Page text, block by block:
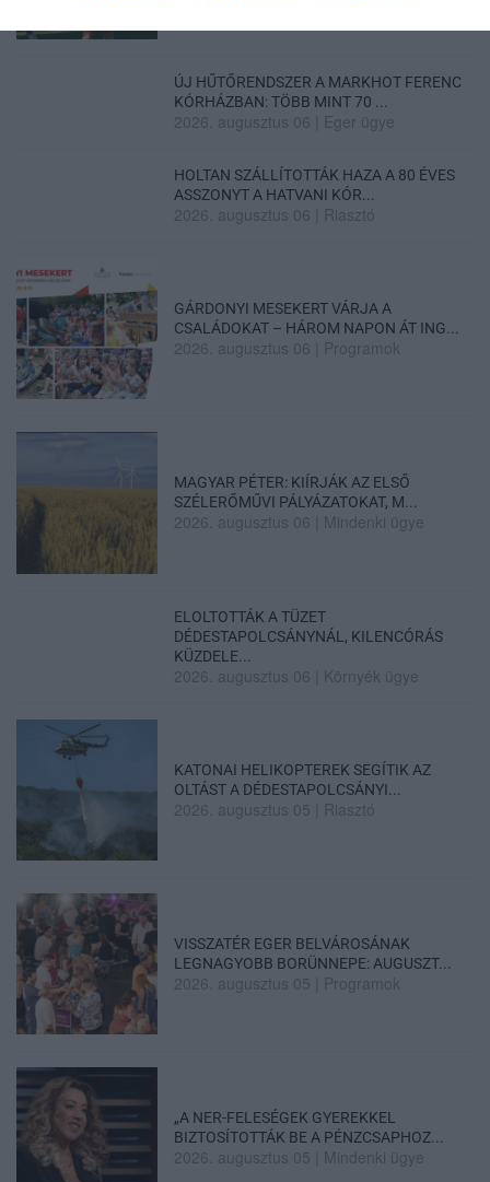
ÚJ HŰTŐRENDSZER A MARKHOT FERENC
KÓRHÁZBAN: TÖBB MINT 70 ...
2026. augusztus 06 Eger ügye
HOLTAN SZÁLLÍTOTTÁK HAZA A 80 ÉVES
ASSZONYT A HATVANI KÓR...
2026. augusztus 06 Riasztó
GÁRDONYI MESEKERT VÁRJA A
CSALÁDOKAT – HÁROM NAPON ÁT ING...
2026. augusztus 06 Programok
MAGYAR PÉTER: KIÍRJÁK AZ ELSŐ
SZÉLERŐMŰVI PÁLYÁZATOKAT, M...
2026. augusztus 06 Mindenki ügye
ELOLTOTTÁK A TÜZET
DÉDESTAPOLCSÁNYNÁL, KILENCÓRÁS
KÜZDELE...
2026. augusztus 06 Környék ügye
KATONAI HELIKOPTEREK SEGÍTIK AZ
OLTÁST A DÉDESTAPOLCSÁNYI...
2026. augusztus 05 Riasztó
VISSZATÉR EGER BELVÁROSÁNAK
LEGNAGYOBB BORÜNNEPE: AUGUSZT...
2026. augusztus 05 Programok
„A NER-FELESÉGEK GYEREKKEL
BIZTOSÍTOTTÁK BE A PÉNZCSAPHOZ...
2026. augusztus 05 Mindenki ügye